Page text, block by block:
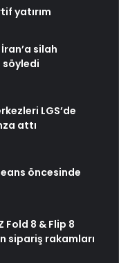
yatırım
silah
söyledi
LGS’de
attı
öncesinde
Fold 8 & Flip 8
sipariş rakamları